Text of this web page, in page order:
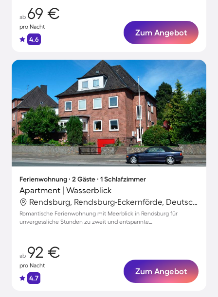
ab 69 €
pro Nacht
4.6
Zum Angebot
Ferienwohnung ∙ 2 Gäste ∙ 1 Schlafzimmer
Apartment | Wasserblick
Rendsburg, Rendsburg-Eckernförde, Deutschland
Romantische Ferienwohnung mit Meerblick in Rendsburg für
unvergessliche Stunden zu zweit und entspannte
ab 92 €
pro Nacht
4.7
Zum Angebot